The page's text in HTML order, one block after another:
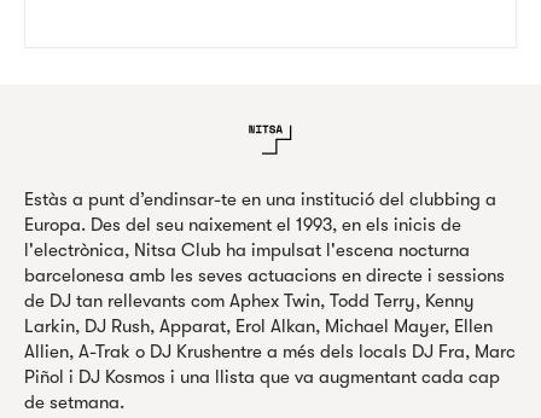
Estàs a punt d’endinsar-te en una institució del clubbing a
Europa. Des del seu naixement el 1993, en els inicis de
l'electrònica, Nitsa Club ha impulsat l'escena nocturna
barcelonesa amb les seves actuacions en directe i sessions
de DJ tan rellevants com Aphex Twin, Todd Terry, Kenny
Larkin, DJ Rush, Apparat, Erol Alkan, Michael Mayer, Ellen
Allien, A-Trak o DJ Krushentre a més dels locals DJ Fra, Marc
Piñol i DJ Kosmos i una llista que va augmentant cada cap
de setmana.